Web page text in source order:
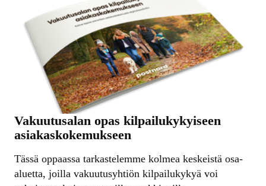
Vakuutusalan opas kilpailukykyiseen
asiakaskokemukseen
Tässä oppaassa tarkastelemme kolmea keskeistä osa-
aluetta, joilla vakuutusyhtiön kilpailukykyä voi